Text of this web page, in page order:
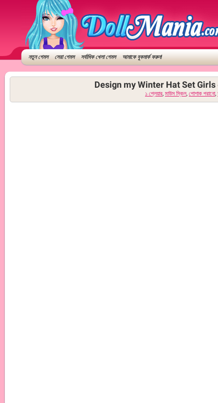
নতুন গেমস সেরা গেমস সর্বাধিক খেলা গেমস আমাকে বুকমার্ক করুন!
Design my Winter Hat Set Girls
১ প্লেয়ার, মাউস স্কিল, পোশাক পরানো,